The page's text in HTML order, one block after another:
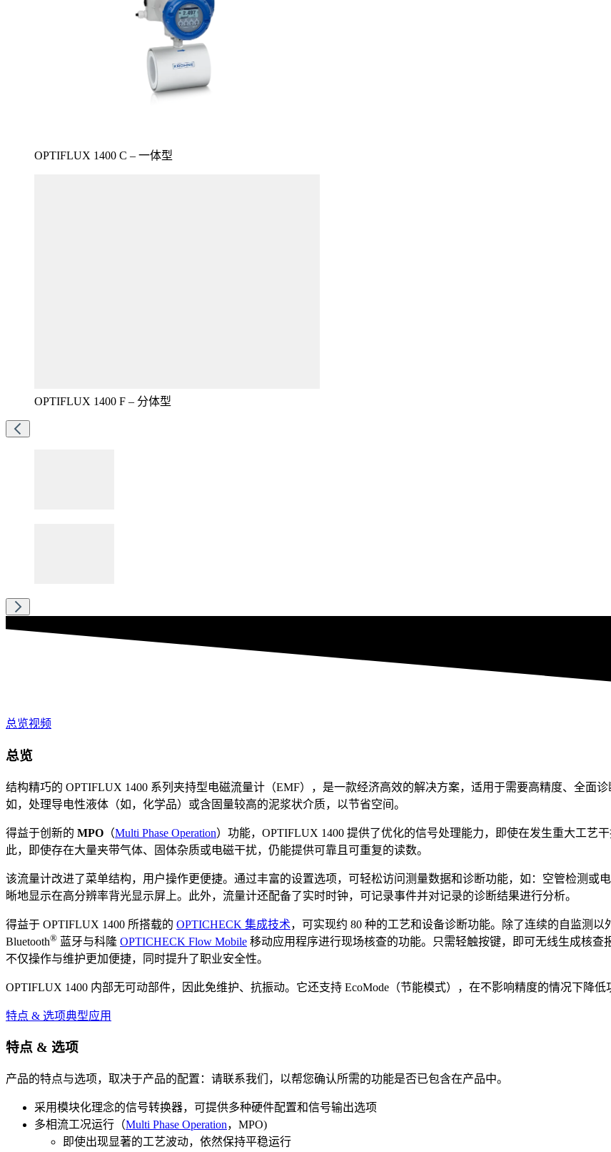
OPTIFLUX 1400 C – 一体型
OPTIFLUX 1400 F – 分体型
总览视频
总览
结构精巧的 OPTIFLUX 1400 系列夹持型电磁流量计（EMF），是一款经济高效的解决方案，适用于需要高精度、全
如，处理导电性液体（如，化学品）或含固量较高的泥浆状介质，以节省空间。
得益于创新的 MPO （Multi Phase Operation）功能，OPTIFLUX 1400 提供了优化的信号处理能力，即使在发生重大工
此，即使存在大量夹带气体、固体杂质或电磁干扰，仍能提供可靠且可重复的读数。
该流量计改进了菜单结构，用户操作更便捷。通过丰富的设置选项，可轻松访问测量数据和诊断功能，如：空管检测或
晰地显示在高分辨率背光显示屏上。此外，流量计还配备了实时时钟，可记录事件并对记录的诊断结果进行分析。
得益于 OPTIFLUX 1400 所搭载的 OPTICHECK 集成技术，可实现约 80 种的工艺和设备诊断功能。除了连续的自监测
Bluetooth® 蓝牙与科隆 OPTICHECK Flow Mobile 移动应用程序进行现场核查的功能。只需轻触按键，即可无线生成核
不仅操作与维护更加便捷，同时提升了职业安全性。
OPTIFLUX 1400 内部无可动部件，因此免维护、抗振动。它还支持 EcoMode（节能模式），在不影响精度的情况下降低
特点 & 选项典型应用
特点 & 选项
产品的特点与选项，取决于产品的配置：请联系我们，以帮您确认所需的功能是否已包含在产品中。
采用模块化理念的信号转换器，可提供多种硬件配置和信号输出选项
多相流工况运行（Multi Phase Operation，MPO)
即使出现显著的工艺波动，依然保持平稳运行